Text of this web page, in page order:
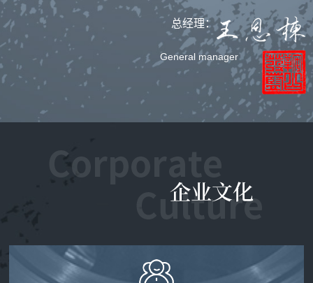
总经理：
General manager